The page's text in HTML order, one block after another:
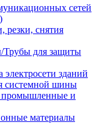
сетей
резки, снятия
Трубы для защиты
зданий
системной шины
промышленные и
материалы